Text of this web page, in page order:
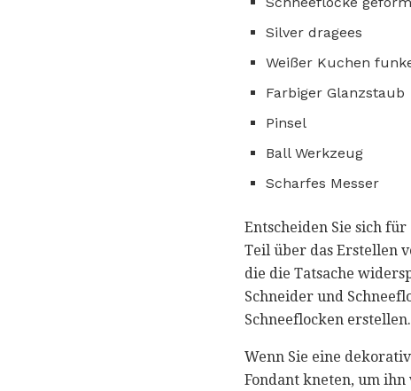
Silver dragees
Weißer Kuchen
Farbiger Glanzstaub
Pinsel
Ball Werkzeug
Scharfes Messer
Entscheiden Sie sich
Teil über das Erstellen
die die Tatsache
Schneider und
Schneeflocken erstellen.
Wenn Sie eine
Fondant kneten, um